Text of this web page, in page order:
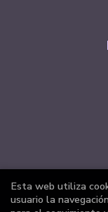
Esta web utiliza
usuario la